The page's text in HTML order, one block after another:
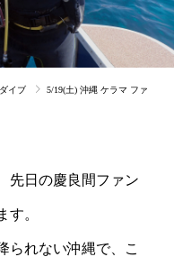
イブ
5/19(土) 沖縄 ケラマ ファ
先日の慶良間ファン
す。
られない沖縄で、こ